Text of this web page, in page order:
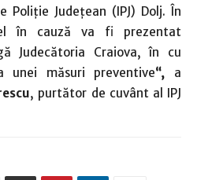
Poliție Județean (IPJ) Dolj. În
în cauză va fi prezentat
Judecătoria Craiova, în cu
unei măsuri preventive“, a
, purtător de cuvânt al IPJ